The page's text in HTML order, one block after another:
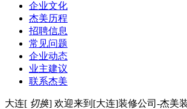
企业文化
杰美历程
招聘信息
常见问题
企业动态
业主建议
联系杰美
大连[ 切换] 欢迎来到[大连]装修公司-杰美